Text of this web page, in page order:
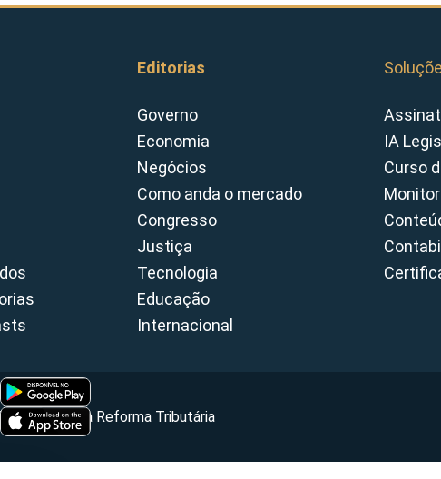
Editorias
Governo
Economia
Negócios
Como anda o mercado
Congresso
Justiça
Tecnologia
Educação
Internacional
IA
Curso
- Portal da Reforma Tributária